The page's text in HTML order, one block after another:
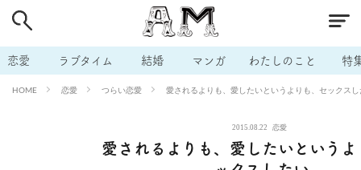
恋愛 ラブタイム 結婚 マンガ わたしのこと 特
HOME 恋愛 つらい恋愛 愛されるよりも、愛したいというよりも、セックスし
2015.08.22 恋愛
愛されるよりも、愛したいというよ
# 男の本音 # セフレ # 不倫
# 出会う方法 # マッチングアプリ # ラブグッズ # 体の相